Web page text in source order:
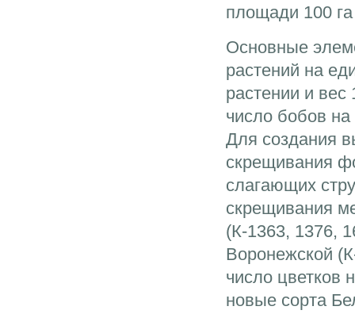
площади 100
Основные
растений на
растении и
число бобов
Для создания
скрещивания
слагающих
скрещивания
(К-1363, 1376,
Воронежской
число цветков
новые сорта